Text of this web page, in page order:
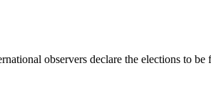
observers declare the elections to